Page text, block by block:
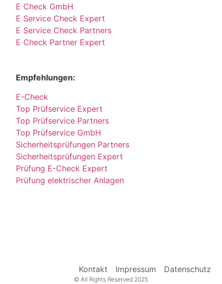
E Check GmbH
E Service Check Expert
E Service Check Partners
E Check Partner Expert
Empfehlungen:
E-Check
Top Prüfservice Expert
Top Prüfservice Partners
Top Prüfservice GmbH
Sicherheitsprüfungen Partners
Sicherheitsprüfungen Expert
Prüfung E-Check Expert
Prüfung elektrischer Anlagen
Kontakt Impressum Datenschutz
© All Rights Reserved 2025